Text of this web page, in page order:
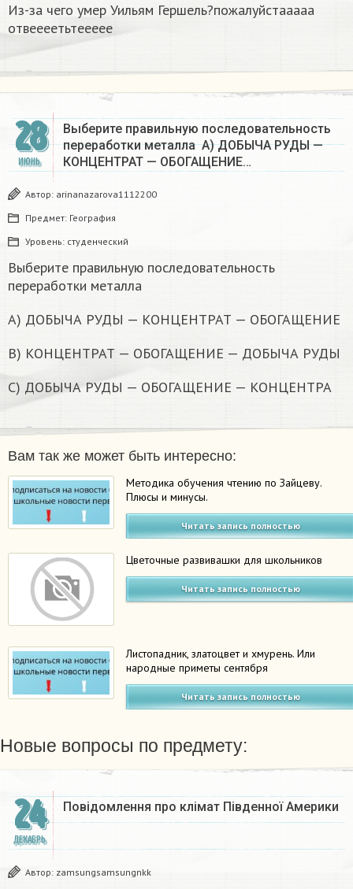
Из-за чего умер Уильям Гершель?пожалуйстааааа
отвеееетьтеееее
28
ИЮНЬ
Выберите правильную последовательность
переработки металла A) ДОБЫЧА РУДЫ —
КОНЦЕНТРАТ — ОБОГАЩЕНИЕ…
Автор: arinanazarova1112200
Предмет: География
Уровень: студенческий
Выберите правильную последовательность
переработки металла
A) ДОБЫЧА РУДЫ — КОНЦЕНТРАТ — ОБОГАЩЕНИЕ
B) КОНЦЕНТРАТ — ОБОГАЩЕНИЕ — ДОБЫЧА РУДЫ
C) ДОБЫЧА РУДЫ — ОБОГАЩЕНИЕ — КОНЦЕНТРА​
Вам так же может быть интересно:
Методика обучения чтению по Зайцеву.
Плюсы и минусы.
Читать запись полностью
Цветочные развивашки для школьников
Читать запись полностью
Листопадник, златоцвет и хмурень. Или
народные приметы сентября
Читать запись полностью
Новые вопросы по предмету:
24
ДЕКАБРЬ
Повідомлення про клімат Південної Америки
Автор: zamsungsamsungnkk